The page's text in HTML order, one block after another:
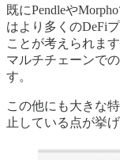
既にPendleや
はより多くのDeFi
ことが考えられま
マルチチェーンで
す。
この他にも大きな
止している点が挙げ